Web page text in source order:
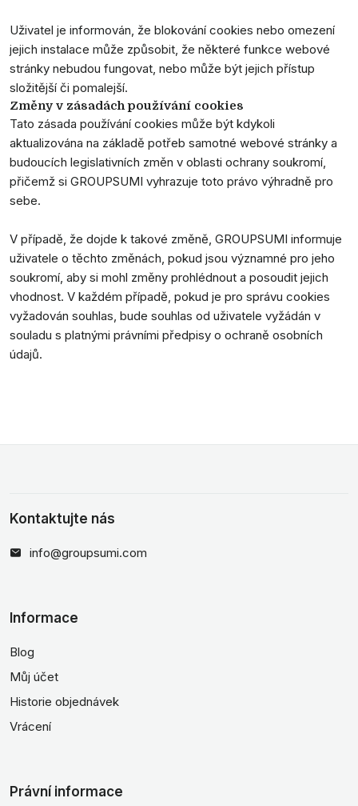
Uživatel je informován, že blokování cookies nebo omezení
jejich instalace může způsobit, že některé funkce webové
stránky nebudou fungovat, nebo může být jejich přístup
složitější či pomalejší.
Změny v zásadách používání cookies
Tato zásada používání cookies může být kdykoli
aktualizována na základě potřeb samotné webové stránky a
budoucích legislativních změn v oblasti ochrany soukromí,
přičemž si GROUPSUMI vyhrazuje toto právo výhradně pro
sebe.
V případě, že dojde k takové změně, GROUPSUMI informuje
uživatele o těchto změnách, pokud jsou významné pro jeho
soukromí, aby si mohl změny prohlédnout a posoudit jejich
vhodnost. V každém případě, pokud je pro správu cookies
vyžadován souhlas, bude souhlas od uživatele vyžádán v
souladu s platnými právními předpisy o ochraně osobních
údajů.
Kontaktujte nás
info@groupsumi.com
Informace
Blog
Můj účet
Historie objednávek
Vrácení
Právní informace